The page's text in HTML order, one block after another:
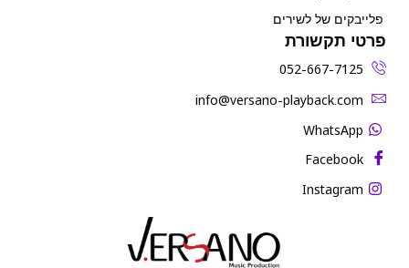
פלייבקים של לשירים
פרטי תקשורת
052-667-7125
‫info@versano-playback.com‬
WhatsApp
Facebook
Instagram